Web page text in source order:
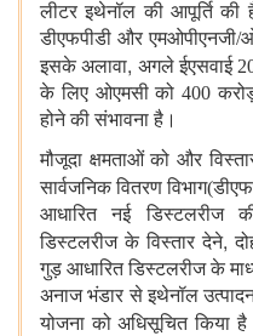
लीटर इथेनॉल की आपूर्ति की
डीएफपीडी और
इसके अलावा, अगले ईएसवाई
के लिए ओएमसी को 400
होने की संभावना है।
मौजूदा क्षमताओं को और
सार्वजनिक वितरण
आधारित नई डिस्टलरीज
डिस्टलरीज के विस्तार देने,
गुड़ आधारित डिस्टलरीज के
अनाज भंडार से इथेनॉल
योजना को अधिसूचित किया